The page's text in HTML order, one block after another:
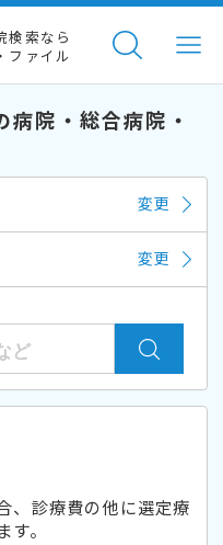
検索なら
ファイル
病院・総合病院・
変更
変更
、診療費の他に選定療
。